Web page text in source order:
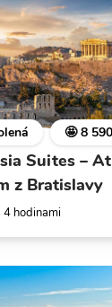
🤩 8
Suites –
z Bratislavy
4 hodinami